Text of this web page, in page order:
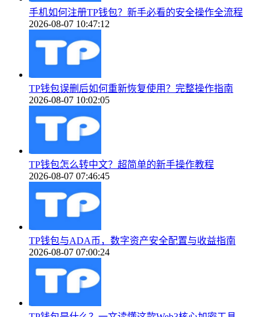
手机如何注册TP钱包？新手必看的安全操作全流程
2026-08-07 10:47:12
TP钱包误删后如何重新恢复使用？完整操作指南
2026-08-07 10:02:05
TP钱包怎么转中文？超简单的新手操作教程
2026-08-07 07:46:45
TP钱包与ADA币，数字资产安全配置与收益指南
2026-08-07 07:00:24